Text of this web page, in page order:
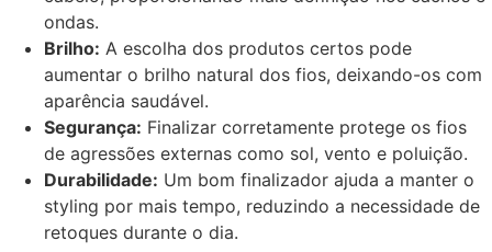
ondas.
Brilho: A escolha dos produtos certos pode
aumentar o brilho natural dos fios, deixando-os com
aparência saudável.
Segurança: Finalizar corretamente protege os fios
de agressões externas como sol, vento e poluição.
Durabilidade: Um bom finalizador ajuda a manter o
styling por mais tempo, reduzindo a necessidade de
retoques durante o dia.